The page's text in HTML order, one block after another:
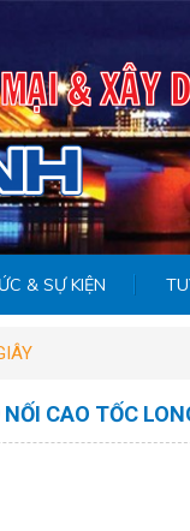
& SỰ KIỆN
CAO TỐC